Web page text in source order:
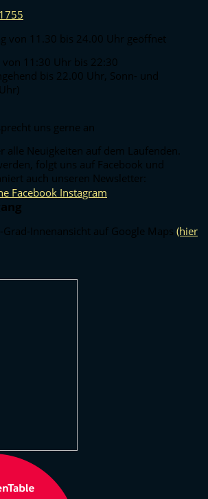
von 11.30 bis 24.00 Uhr geöffnet
von 11:30 Uhr bis 22:30
bis 22.00 Uhr, Sonn- und
uns gerne an
alle Neuigkeiten auf dem Laufenden.
folgt uns auf Facebook und
auch unseren Newsletter:
Facebook Instagram
Innenansicht auf Google Maps (hier